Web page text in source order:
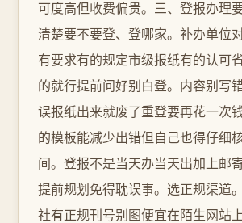
可度高但收费偏贵。三、登报办理
清楚要不要登、登哪家。补办单位
有要求有的规定市级报纸有的认可
的就行提前问好别白登。内容别写
误报纸出来就废了重登要再花一次
的模板能减少出错但自己也得仔细
间。登报不是当天办当天出加上邮
提前规划免得耽误事。选正规渠道
社有正规刊号别图便宜在陌生网站